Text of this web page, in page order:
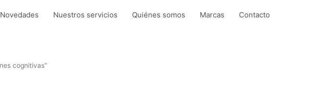
Novedades Nuestros servicios Quiénes somos Marcas Contacto
cognitivas”